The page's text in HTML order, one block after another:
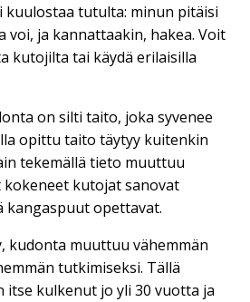
kuulostaa tutulta: minun pitäisi
voi, ja kannattaakin, hakea. Voit
kutojilta tai käydä erilaisilla
on silti taito, joka syvenee
opittu taito täytyy kuitenkin
tekemällä tieto muuttuu
kokeneet kutojat sanovat
kangaspuut opettavat.
kudonta muuttuu vähemmän
tutkimiseksi. Tällä
itse kulkenut jo yli 30 vuotta ja